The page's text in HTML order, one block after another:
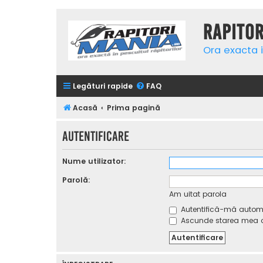
Ora exacta
Legături rapide FAQ
Acasă Prima pagină
Autentificare
Nume utilizator:
Parolă:
Am uitat parola
Autentifică-mă
Ascunde starea mea